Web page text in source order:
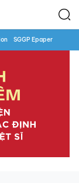
SGGP Epaper